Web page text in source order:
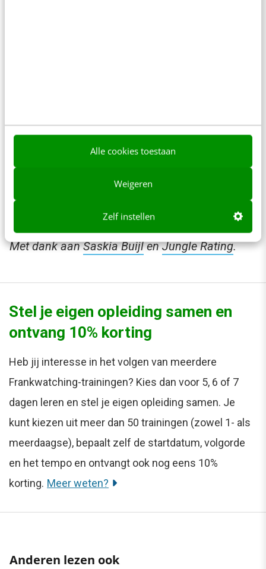
Alle cookies toestaan
Weigeren
Zelf instellen
Met dank aanSaskia BuijlenJungle Rating.
Stel je eigen opleiding samen en
ontvang 10% korting
Heb jij interesse in het volgen van meerdere
Frankwatching-trainingen? Kies dan voor 5, 6 of 7
dagen leren en stel je eigen opleiding samen. Je
kunt kiezen uit meer dan 50 trainingen (zowel 1- als
meerdaagse), bepaalt zelf de startdatum, volgorde
en het tempo en ontvangt ook nog eens 10%
korting. Meer weten?
Anderen lezen ook